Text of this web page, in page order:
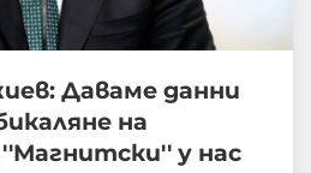
Даваме данни
на
у нас